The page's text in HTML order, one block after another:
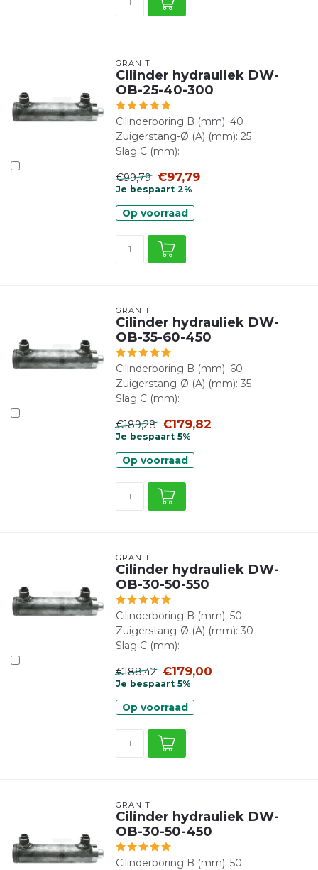
GRANIT
Cilinder hydrauliek DW-
OB-25-40-300
Cilinderboring B (mm): 40
Zuigerstang-Ø (A) (mm): 25
Slag C (mm):
€99,79 €97,79
Je bespaart 2%
Op voorraad
GRANIT
Cilinder hydrauliek DW-
OB-35-60-450
Cilinderboring B (mm): 60
Zuigerstang-Ø (A) (mm): 35
Slag C (mm):
€189,28 €179,82
Je bespaart 5%
Op voorraad
GRANIT
Cilinder hydrauliek DW-
OB-30-50-550
Cilinderboring B (mm): 50
Zuigerstang-Ø (A) (mm): 30
Slag C (mm):
€188,42 €179,00
Je bespaart 5%
Op voorraad
GRANIT
Cilinder hydrauliek DW-
OB-30-50-450
Cilinderboring B (mm): 50